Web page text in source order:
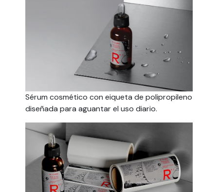
Sérum cosmético con eiqueta de polipropileno
diseñada para aguantar el uso diario.